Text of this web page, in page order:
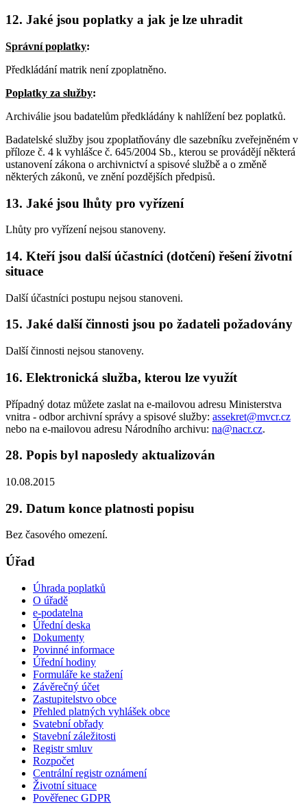
12. Jaké jsou poplatky a jak je lze uhradit
Správní poplatky:
Předkládání matrik není zpoplatněno.
Poplatky za služby:
Archiválie jsou badatelům předkládány k nahlížení bez poplatků.
Badatelské služby jsou zpoplatňovány dle sazebníku zveřejněném v
příloze č. 4 k vyhlášce č. 645/2004 Sb., kterou se provádějí některá
ustanovení zákona o archivnictví a spisové službě a o změně
některých zákonů, ve znění pozdějších předpisů.
13. Jaké jsou lhůty pro vyřízení
Lhůty pro vyřízení nejsou stanoveny.
14. Kteří jsou další účastníci (dotčení) řešení životní
situace
Další účastníci postupu nejsou stanoveni.
15. Jaké další činnosti jsou po žadateli požadovány
Další činnosti nejsou stanoveny.
16. Elektronická služba, kterou lze využít
Případný dotaz můžete zaslat na e-mailovou adresu Ministerstva
vnitra - odbor archivní správy a spisové služby: assekret@mvcr.cz
nebo na e-mailovou adresu Národního archivu: na@nacr.cz.
28. Popis byl naposledy aktualizován
10.08.2015
29. Datum konce platnosti popisu
Bez časového omezení.
Úřad
Úhrada poplatků
O úřadě
e-podatelna
Úřední deska
Dokumenty
Povinné informace
Úřední hodiny
Formuláře ke stažení
Závěrečný účet
Zastupitelstvo obce
Přehled platných vyhlášek obce
Svatební obřady
Stavební záležitosti
Registr smluv
Rozpočet
Centrální registr oznámení
Životní situace
Pověřenec GDPR